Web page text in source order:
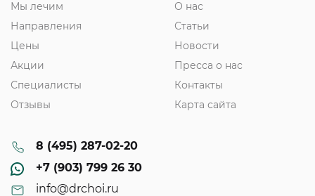
Мы лечим
Направления
Цены
Акции
Специалисты
Отзывы
О нас
Статьи
Новости
Пресса о нас
Контакты
Карта сайта
8 (495) 287-02-20
+7 (903) 799 26 30
info@drchoi.ru